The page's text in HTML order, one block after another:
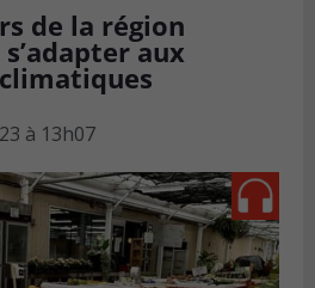
de la région
aux
à 13h07